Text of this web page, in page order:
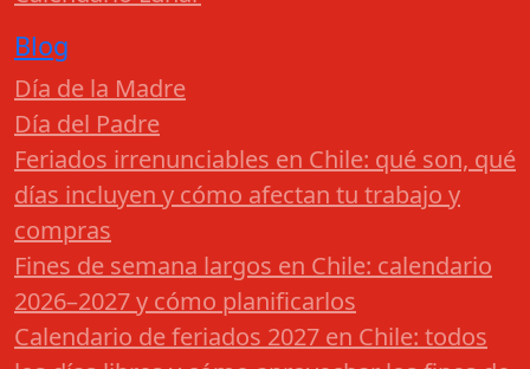
Blog
Día de la Madre
Día del Padre
Feriados irrenunciables en Chile: qué son, qué
días incluyen y cómo afectan tu trabajo y
compras
Fines de semana largos en Chile: calendario
2026–2027 y cómo planificarlos
Calendario de feriados 2027 en Chile: todos